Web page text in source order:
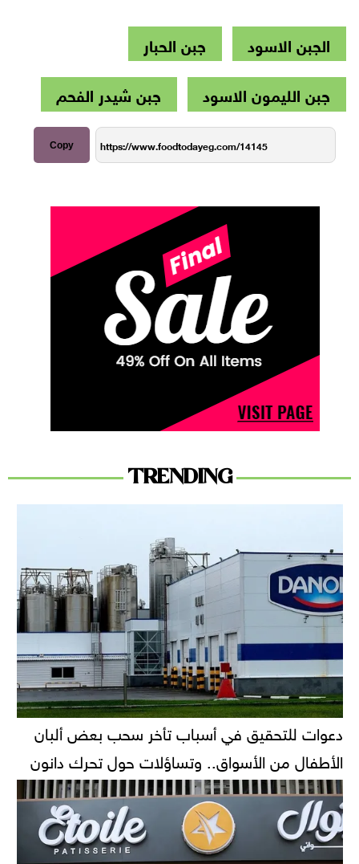
الجبن الاسود
جبن الحبار
جبن الليمون الاسود
جبن شيدر الفحم
Copy
TRENDING
دعوات للتحقيق في أسباب تأخر سحب بعض ألبان
الأطفال من الأسواق.. وتساؤلات حول تحرك دانون